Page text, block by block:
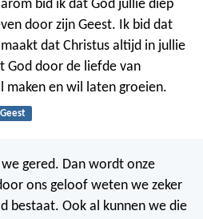
bid ik dat God jullie diep
door zijn Geest. Ik bid dat
dat Christus altijd in jullie
God door de liefde van
maken en wil laten groeien.
Geest
gered. Dan wordt onze
ons geloof weten we zeker
bestaat. Ook al kunnen we die